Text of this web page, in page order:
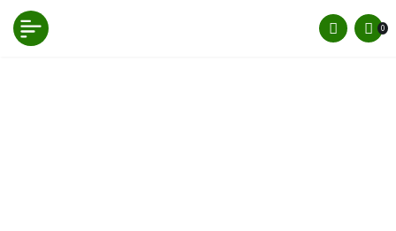
0
Bursa’da Emek ve Bağlarbaşı da şenlendi